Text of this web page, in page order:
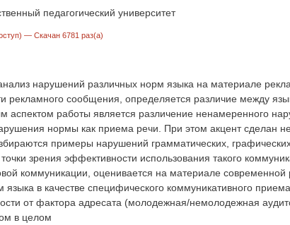
педагогический университет
— Скачан 6781 раз(а)
нарушений различных норм языка на материале
рекламного сообщения, определяется различие между
аспектом работы является различение ненамеренного
нормы как приема речи. При этом акцент сделан
примеры нарушений грамматических,
зрения эффективности использования такого
коммуникации, оценивается на материале современной
в качестве специфического коммуникативного
от фактора адресата (молодежная/немолодежная
в целом